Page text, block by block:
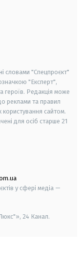
словами "Спецпроєкт"
"Експерт",
героїв. Редакція може
реклами та правил
сайтом.
для осіб старше 21
у сфері медіа —
24 Канал.